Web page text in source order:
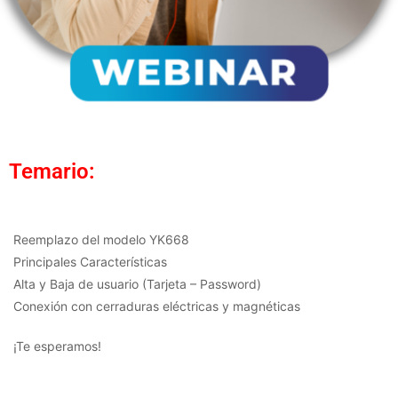
Temario:
Reemplazo del modelo YK668
Principales Características
Alta y Baja de usuario (Tarjeta – Password)
Conexión con cerraduras eléctricas y magnéticas
¡Te esperamos!